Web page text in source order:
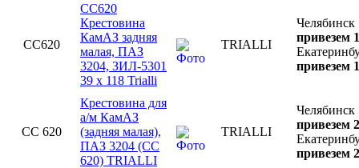
CC620
CC620
Крестовина
КамАЗ задняя
малая, ПАЗ
3204, ЗИЛ-5301
39 х 118 Trialli
TRIALLI
Челябинск
привезем
привезем
CC 620
Крестовина для
а/м КамАЗ
(задняя малая),
ПАЗ 3204 (CC
620) TRIALLI
TRIALLI
Челябинск
привезем
привезем